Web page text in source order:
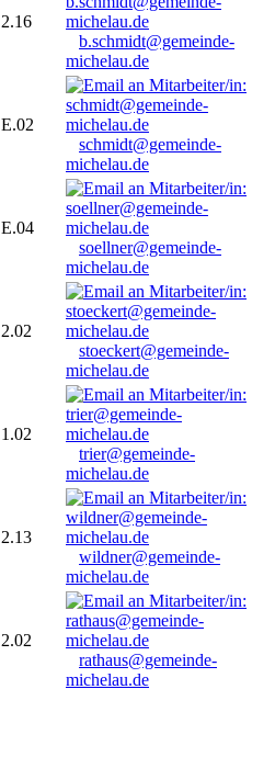
2.16
b.schmidt@gemeinde-
michelau.de
E.02
schmidt@gemeinde-
michelau.de
E.04
soellner@gemeinde-
michelau.de
2.02
stoeckert@gemeinde-
michelau.de
1.02
trier@gemeinde-
michelau.de
2.13
wildner@gemeinde-
michelau.de
2.02
rathaus@gemeinde-
michelau.de